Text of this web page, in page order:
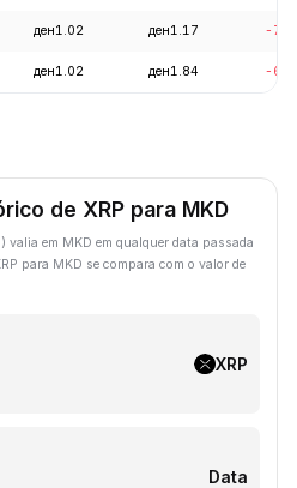
ден1.02 ден1.17 -
ден1.02 ден1.84 -
de XRP para MKD
valia em MKD em qualquer data passada
para MKD se compara com o valor de
XRP
Data